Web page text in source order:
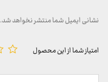
نشانی ایمیل شما منتشر نخواهد شد.
امتیاز شما از این محصول